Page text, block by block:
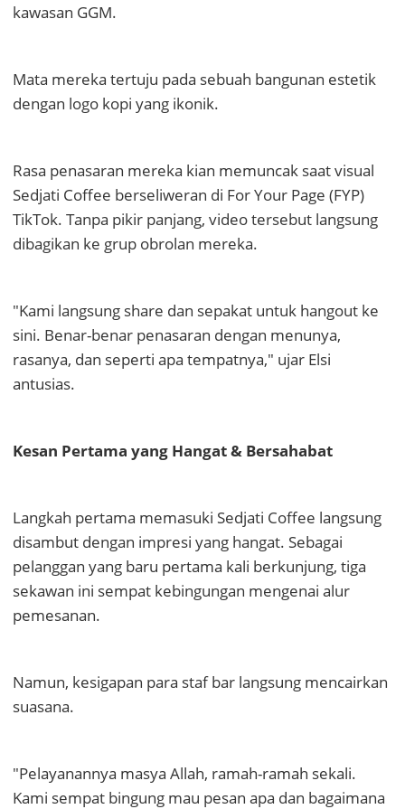
kawasan GGM.
Mata mereka tertuju pada sebuah bangunan estetik
dengan logo kopi yang ikonik.
Rasa penasaran mereka kian memuncak saat visual
Sedjati Coffee berseliweran di For Your Page (FYP)
TikTok. Tanpa pikir panjang, video tersebut langsung
dibagikan ke grup obrolan mereka.
"Kami langsung share dan sepakat untuk hangout ke
sini. Benar-benar penasaran dengan menunya,
rasanya, dan seperti apa tempatnya," ujar Elsi
antusias.
Kesan Pertama yang Hangat & Bersahabat
Langkah pertama memasuki Sedjati Coffee langsung
disambut dengan impresi yang hangat. Sebagai
pelanggan yang baru pertama kali berkunjung, tiga
sekawan ini sempat kebingungan mengenai alur
pemesanan.
Namun, kesigapan para staf bar langsung mencairkan
suasana.
"Pelayanannya masya Allah, ramah-ramah sekali.
Kami sempat bingung mau pesan apa dan bagaimana